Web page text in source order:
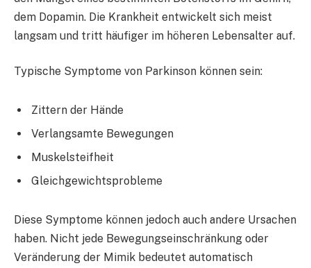
dem Dopamin. Die Krankheit entwickelt sich meist
langsam und tritt häufiger im höheren Lebensalter auf.
Typische Symptome von Parkinson können sein:
Zittern der Hände
Verlangsamte Bewegungen
Muskelsteifheit
Gleichgewichtsprobleme
Diese Symptome können jedoch auch andere Ursachen
haben. Nicht jede Bewegungseinschränkung oder
Veränderung der Mimik bedeutet automatisch